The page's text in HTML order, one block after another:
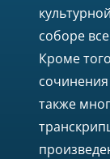
соборе
Кроме
сочинения
также